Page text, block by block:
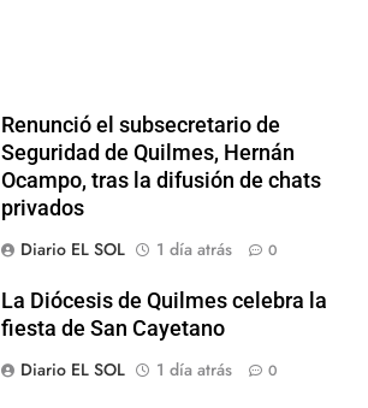
Renunció el subsecretario de
Seguridad de Quilmes, Hernán
Ocampo, tras la difusión de chats
privados
Diario EL SOL
1 día atrás 0
La Diócesis de Quilmes celebra la
fiesta de San Cayetano
Diario EL SOL
1 día atrás 0